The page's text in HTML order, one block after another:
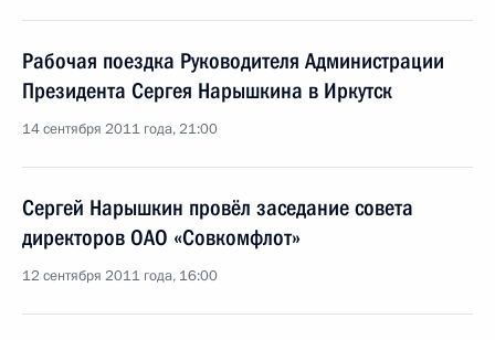
Рабочая поездка Руководителя Администрации
Президента Сергея Нарышкина в Иркутск
14 сентября 2011 года, 21:00
Сергей Нарышкин провёл заседание совета
директоров ОАО «Совкомфлот»
12 сентября 2011 года, 16:00